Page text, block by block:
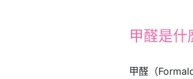
甲醛是什
甲醛（